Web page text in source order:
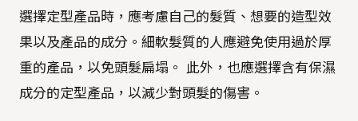
選擇定型產品時，應考慮自己的髮質、想要的造型效
果以及產品的成分。細軟髮質的人應避免使用過於厚
重的產品，以免頭髮扁塌。 此外，也應選擇含有保濕
成分的定型產品，以減少對頭髮的傷害。